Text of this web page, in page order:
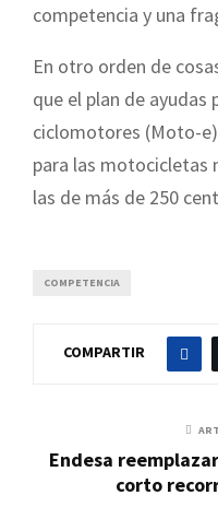
competencia y una
En otro orden de
que el plan de
ciclomotores (Moto-
para las motocicletas
las de más de 250
COMPETENCIA
COMPARTIR
Endesa
corto